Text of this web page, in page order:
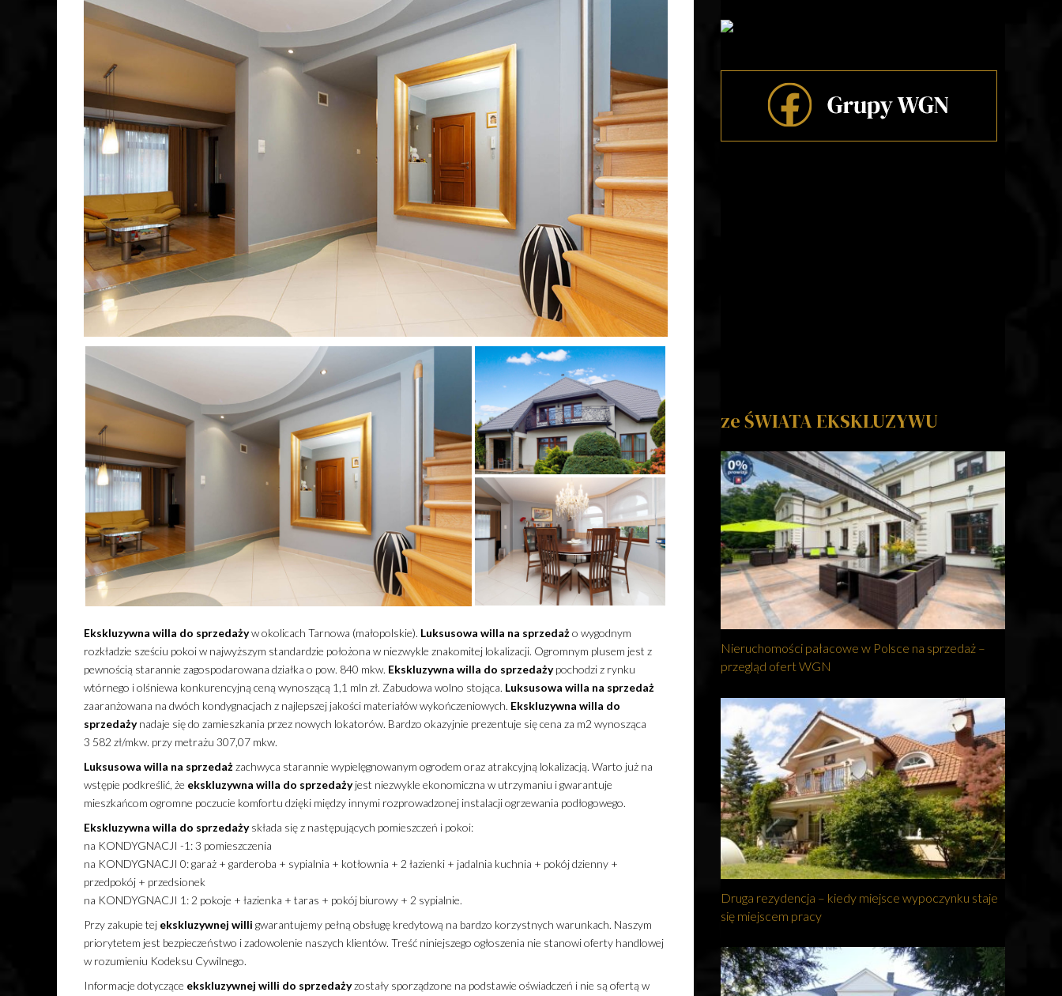
Ekskluzywna willa do sprzedażyw okolicach Tarnowa (małopolskie). Luksusowa willa na sprzedażo wygodnym
rozkładzie sześciu pokoi w najwyższym standardzie położona w niezwykle znakomitej lokalizacji. Ogromnym plusem jest z
pewnością starannie zagospodarowana działka o pow. 840 mkw. Ekskluzywna willa do sprzedażypochodzi z rynku
wtórnego i olśniewa konkurencyjną ceną wynoszącą 1,1 mln zł. Zabudowa wolno stojąca. Luksusowa willa na sprzedaż
zaaranżowana na dwóch kondygnacjach z najlepszej jakości materiałów wykończeniowych. Ekskluzywna willa do
sprzedażynadaje się do zamieszkania przez nowych lokatorów. Bardzo okazyjnie prezentuje się cena za m2 wynosząca
3 582 zł/mkw. przy metrażu 307,07 mkw.
Luksusowa willa na sprzedażzachwyca starannie wypielęgnowanym ogrodem oraz atrakcyjną lokalizacją. Warto już na
wstępie podkreślić, że ekskluzywna willa do sprzedażyjest niezwykle ekonomiczna w utrzymaniu i gwarantuje
mieszkańcom ogromne poczucie komfortu dzięki między innymi rozprowadzonej instalacji ogrzewania podłogowego.
Ekskluzywna willa do sprzedażyskłada się z następujących pomieszczeń i pokoi:
na KONDYGNACJI -1: 3 pomieszczenia
na KONDYGNACJI 0: garaż + garderoba + sypialnia + kotłownia + 2 łazienki + jadalnia kuchnia + pokój dzienny +
przedpokój + przedsionek
na KONDYGNACJI 1: 2 pokoje + łazienka + taras + pokój biurowy + 2 sypialnie.
Przy zakupie tej ekskluzywnej willi gwarantujemy pełną obsługę kredytową na bardzo korzystnych warunkach. Naszym
priorytetem jest bezpieczeństwo i zadowolenie naszych klientów. Treść niniejszego ogłoszenia nie stanowi oferty handlowej
w rozumieniu Kodeksu Cywilnego.
Informacje dotyczące ekskluzywnej willi do sprzedażyzostały sporządzone na podstawie oświadczeń i nie są ofertą w
ze ŚWIATA EKSKLUZYWU
Nieruchomości pałacowe w Polsce na sprzedaż –
przegląd ofert WGN
Druga rezydencja – kiedy miejsce wypoczynku staje
się miejscem pracy